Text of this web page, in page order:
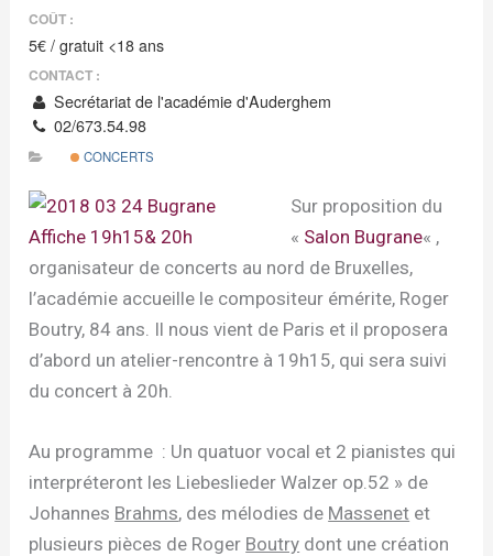
COÛT :
5€ / gratuit <18 ans
CONTACT :
Secrétariat de l'académie d'Auderghem
02/673.54.98
CONCERTS
Sur proposition du
« Salon Bugrane« ,
organisateur de concerts au nord de Bruxelles,
l’académie accueille le compositeur émérite, Roger
Boutry, 84 ans. Il nous vient de Paris et il proposera
d’abord un atelier-rencontre à 19h15, qui sera suivi
du concert à 20h.
Au programme : Un quatuor vocal et 2 pianistes qui
interpréteront les Liebeslieder Walzer op.52 » de
Johannes Brahms, des mélodies de Massenet et
plusieurs pièces de Roger Boutry dont une création